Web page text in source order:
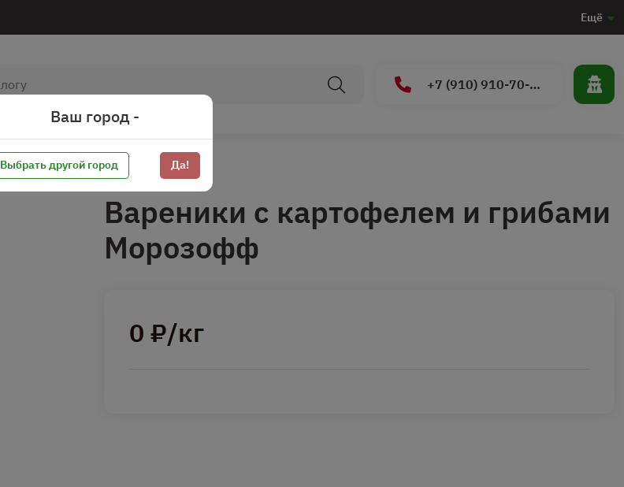
Ещё
+7 (910) 910-70-15
Вареники с картофелем и грибами
Морозофф
0 ₽/кг
Ваш город -
Выбрать другой город Да!